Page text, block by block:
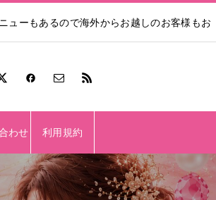
ューもあるので海外からお越しのお客様もお
わせ 利用規約